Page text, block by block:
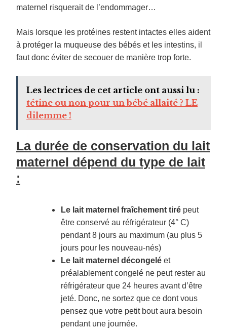
maternel risquerait de l’endommager…
Mais lorsque les protéines restent intactes elles aident
à protéger la muqueuse des bébés et les intestins, il
faut donc éviter de secouer de manière trop forte.
Les lectrices de cet article ont aussi lu :
tétine ou non pour un bébé allaité ? LE
dilemme !
La durée de conservation du lait
maternel dépend du type de lait
:
Le lait maternel fraîchement tiré peut
être conservé au réfrigérateur (4° C)
pendant 8 jours au maximum (au plus 5
jours pour les nouveau-nés)
Le lait maternel décongelé et
préalablement congelé ne peut rester au
réfrigérateur que 24 heures avant d’être
jeté. Donc, ne sortez que ce dont vous
pensez que votre petit bout aura besoin
pendant une journée.